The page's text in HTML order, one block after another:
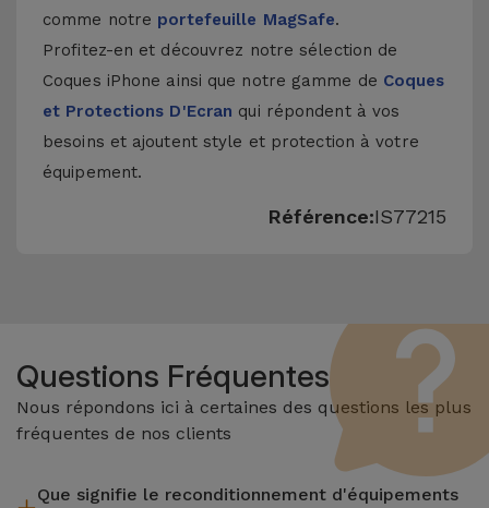
comme notre portefeuille MagSafe.
Profitez-en et découvrez notre sélection de
Coques iPhone ainsi que notre gamme de Coques
et Protections D'Ecran qui répondent à vos
besoins et ajoutent style et protection à votre
équipement.
Référence:IS77215
Questions Fréquentes
Nous répondons ici à certaines des questions les plus
fréquentes de nos clients
Que signifie le reconditionnement d'équipements